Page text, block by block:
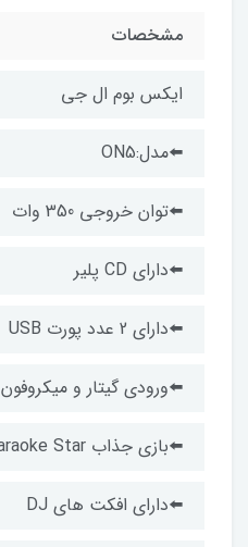
مشخصات
ایکس بوم ال جی
⬅️مدل:ON5
⬅️توان خروجی 350 وات
⬅️دارای CD پلیر
⬅️دارای 2 عدد پورت USB
⬅️ورودی گیتار و میکروفون
⬅️بازی جذاب Karaoke Star
⬅️دارای افکت های DJ